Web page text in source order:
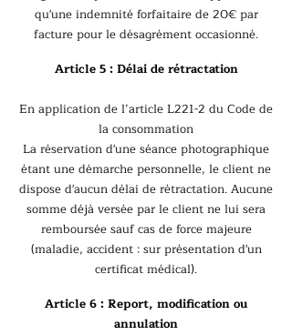
qu'une indemnité forfaitaire de 20€ par
facture pour le désagrément occasionné.
Article 5 : Délai de rétractation
En application de l’article L221-2 du Code de
la consommation
La réservation d'une séance photographique
étant une démarche personnelle, le client ne
dispose d'aucun délai de rétractation. Aucune
somme déjà versée par le client ne lui sera
remboursée sauf cas de force majeure
(maladie, accident : sur présentation d'un
certificat médical).
Article 6 : Report, modification ou
annulation